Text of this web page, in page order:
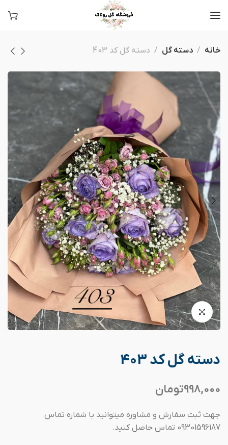
خانه دسته گل دسته گل کد 403
دسته گل کد 403
998,000تومان
جهت ثبت سفارش و مشاوره میتوانید با شماره تماس
09301596187 تماس حاصل کنید.